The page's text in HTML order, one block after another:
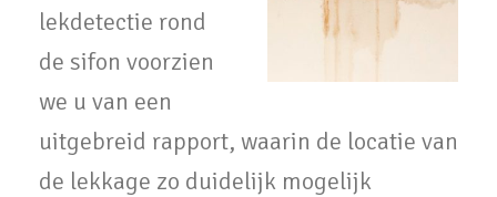
lekdetectie rond
de sifon voorzien
we u van een
uitgebreid rapport, waarin de locatie van
de lekkage zo duidelijk mogelijk